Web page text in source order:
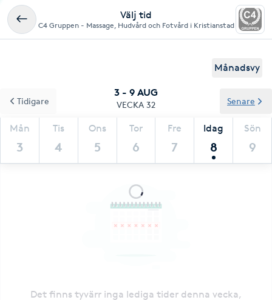
Välj tid
C4 Gruppen - Massage, Hudvård och Fotvård i Kristianstad
Månadsvy
3 - 9 AUG
VECKA 32
Mån
3
Tis
4
Ons
5
Tor
6
Fre
7
Idag
8
Sön
9
Tidigare Senare
Det finns tyvärr inga lediga tider denna vecka,